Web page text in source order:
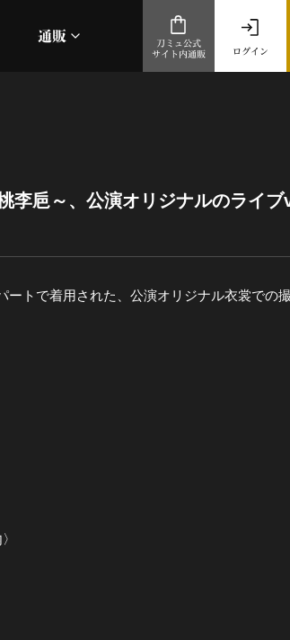
騎出陣 極
通販
ログイン
刀ミュ公式
サイト内通販
李巵～、公演オリジナルのライブ
ートで着用された、公演オリジナル衣裳での